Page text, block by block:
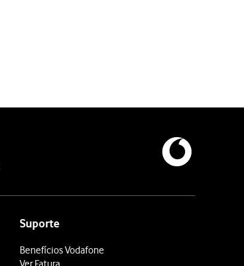
Suporte
Benefícios Vodafone
Ver Fatura